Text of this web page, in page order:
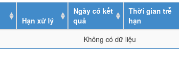
Hạn xử lý
Ngày có kết
quả
Thời gian trễ
hạn
Không có dữ liệu